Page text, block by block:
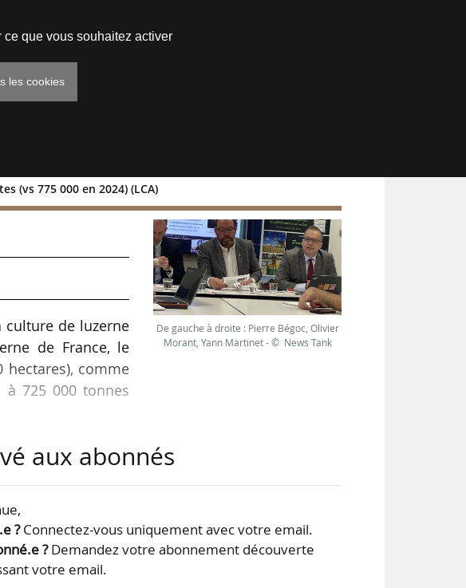
(vs 775 000 en 2024) (LCA)
725 000
culture de luzerne
de France, le
hectares), comme
725 000 tonnes
à la baisse en
à travers des
De gauche à droite : Pierre Bégoc, Olivier
Morant, Yann Martinet - © News Tank
aux abonnés
?Connectez-vous uniquement avec votre email.
?Demandez votre abonnement découverte
votre email.
que vous souhaitez activer
les cookies